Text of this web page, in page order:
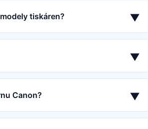
tiskáren? ▼
▼
Canon? ▼